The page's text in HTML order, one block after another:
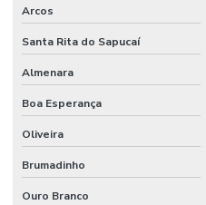
Arcos
Santa Rita do Sapucaí
Almenara
Boa Esperança
Oliveira
Brumadinho
Ouro Branco